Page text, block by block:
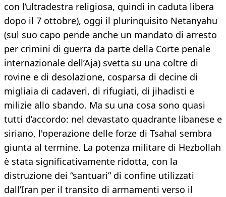
con l’ultradestra religiosa, quindi in caduta libera
dopo il 7 ottobre), oggi il plurinquisito Netanyahu
(sul suo capo pende anche un mandato di arresto
per crimini di guerra da parte della Corte penale
internazionale dell’Aja) svetta su una coltre di
rovine e di desolazione, cosparsa di decine di
migliaia di cadaveri, di rifugiati, di jihadisti e
milizie allo sbando. Ma su una cosa sono quasi
tutti d’accordo: nel devastato quadrante libanese e
siriano, l'operazione delle forze di Tsahal sembra
giunta al termine. La potenza militare di Hezbollah
è stata significativamente ridotta, con la
distruzione dei “santuari” di confine utilizzati
dall’Iran per il transito di armamenti verso il